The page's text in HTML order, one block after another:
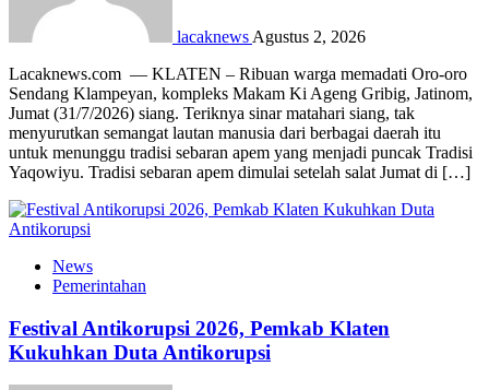
lacaknews Agustus 2, 2026
Lacaknews.com — KLATEN – Ribuan warga memadati Oro-oro
Sendang Klampeyan, kompleks Makam Ki Ageng Gribig, Jatinom,
Jumat (31/7/2026) siang. Teriknya sinar matahari siang, tak
menyurutkan semangat lautan manusia dari berbagai daerah itu
untuk menunggu tradisi sebaran apem yang menjadi puncak Tradisi
Yaqowiyu. Tradisi sebaran apem dimulai setelah salat Jumat di […]
News
Pemerintahan
Festival Antikorupsi 2026, Pemkab Klaten
Kukuhkan Duta Antikorupsi